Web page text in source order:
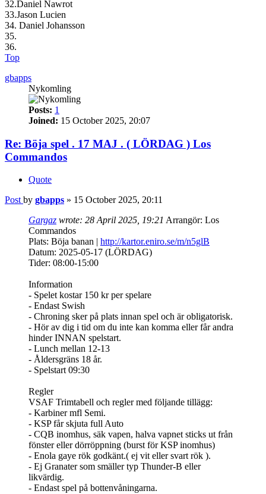
32.Daniel Nawrot
33.Jason Lucien
34. Daniel Johansson
35.
36.
Top
gbapps
Nykomling
Posts: 1
Joined: 15 October 2025, 20:07
Re: Böja spel . 17 MAJ . ( LÖRDAG ) Los
Commandos
Quote
Post by gbapps » 15 October 2025, 20:11
Gargaz wrote: 28 April 2025, 19:21 Arrangör: Los
Commandos
Plats: Böja banan | http://kartor.eniro.se/m/n5glB
Datum: 2025-05-17 (LÖRDAG)
Tider: 08:00-15:00
Information
- Spelet kostar 150 kr per spelare
- Endast Swish
- Chroning sker på plats innan spel och är obligatorisk.
- Hör av dig i tid om du inte kan komma eller får andra
hinder INNAN spelstart.
- Lunch mellan 12-13
- Åldersgräns 18 år.
- Spelstart 09:30
Regler
VSAF Trimtabell och regler med följande tillägg:
- Karbiner mfl Semi.
- KSP får skjuta full Auto
- CQB inomhus, säk vapen, halva vapnet sticks ut från
fönster eller dörröppning (burst för KSP inomhus)
- Enola gaye rök godkänt.( ej vit eller svart rök ).
- Ej Granater som smäller typ Thunder-B eller
likvärdig.
- Endast spel på bottenvåningarna.